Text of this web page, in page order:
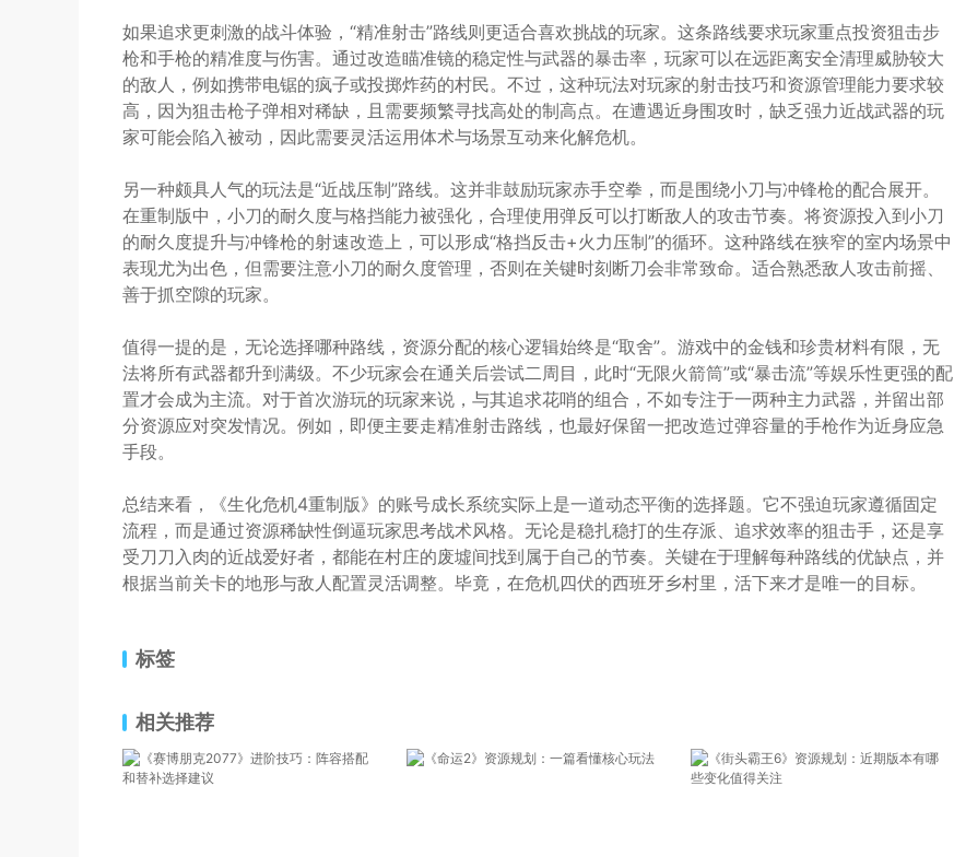
如果追求更刺激的战斗体验，“精准射击”路线则更适合喜欢挑战的玩家。这条路线要求玩家重点投资狙击步
枪和手枪的精准度与伤害。通过改造瞄准镜的稳定性与武器的暴击率，玩家可以在远距离安全清理威胁较大
的敌人，例如携带电锯的疯子或投掷炸药的村民。不过，这种玩法对玩家的射击技巧和资源管理能力要求较
高，因为狙击枪子弹相对稀缺，且需要频繁寻找高处的制高点。在遭遇近身围攻时，缺乏强力近战武器的玩
家可能会陷入被动，因此需要灵活运用体术与场景互动来化解危机。
另一种颇具人气的玩法是“近战压制”路线。这并非鼓励玩家赤手空拳，而是围绕小刀与冲锋枪的配合展开。
在重制版中，小刀的耐久度与格挡能力被强化，合理使用弹反可以打断敌人的攻击节奏。将资源投入到小刀
的耐久度提升与冲锋枪的射速改造上，可以形成“格挡反击+火力压制”的循环。这种路线在狭窄的室内场景中
表现尤为出色，但需要注意小刀的耐久度管理，否则在关键时刻断刀会非常致命。适合熟悉敌人攻击前摇、
善于抓空隙的玩家。
值得一提的是，无论选择哪种路线，资源分配的核心逻辑始终是“取舍”。游戏中的金钱和珍贵材料有限，无
法将所有武器都升到满级。不少玩家会在通关后尝试二周目，此时“无限火箭筒”或“暴击流”等娱乐性更强的配
置才会成为主流。对于首次游玩的玩家来说，与其追求花哨的组合，不如专注于一两种主力武器，并留出部
分资源应对突发情况。例如，即便主要走精准射击路线，也最好保留一把改造过弹容量的手枪作为近身应急
手段。
总结来看，《生化危机4重制版》的账号成长系统实际上是一道动态平衡的选择题。它不强迫玩家遵循固定
流程，而是通过资源稀缺性倒逼玩家思考战术风格。无论是稳扎稳打的生存派、追求效率的狙击手，还是享
受刀刀入肉的近战爱好者，都能在村庄的废墟间找到属于自己的节奏。关键在于理解每种路线的优缺点，并
根据当前关卡的地形与敌人配置灵活调整。毕竟，在危机四伏的西班牙乡村里，活下来才是唯一的目标。
标签
相关推荐